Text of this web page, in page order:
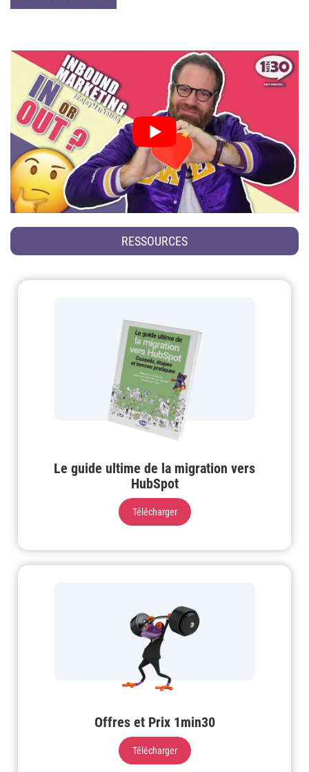
RESSOURCES
Le guide ultime de la migration vers
HubSpot
Télécharger
Offres et Prix 1min30
Télécharger